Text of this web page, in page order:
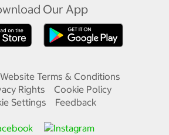
Our App
Website Terms & Conditions
Rights
Cookie Policy
Settings
Feedback